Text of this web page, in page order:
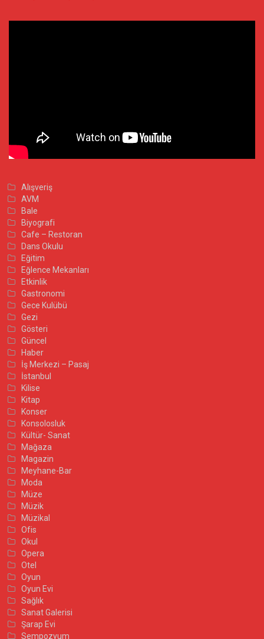
Alışveriş
AVM
Bale
Biyografi
Cafe – Restoran
Dans Okulu
Eğitim
Eğlence Mekanları
Etkinlik
Gastronomi
Gece Kulübü
Gezi
Gösteri
Güncel
Haber
İş Merkezi – Pasaj
İstanbul
Kilise
Kitap
Konser
Konsolosluk
Kültür- Sanat
Mağaza
Magazin
Meyhane-Bar
Moda
Müze
Müzik
Müzikal
Ofis
Okul
Opera
Otel
Oyun
Oyun Evi
Sağlık
Sanat Galerisi
Şarap Evi
Sempozyum